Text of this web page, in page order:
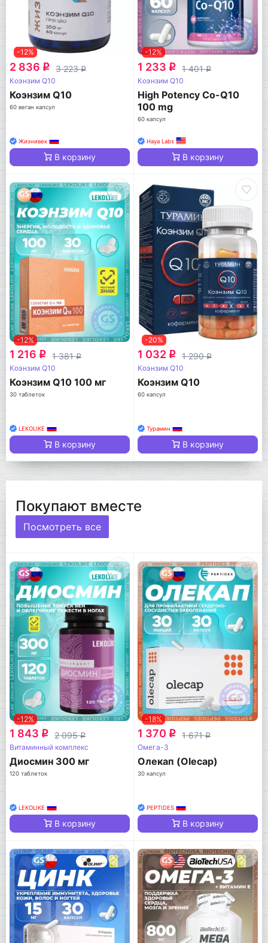
-12%
2 836 q 3 223q
Коэнзим Q10
Коэнзим Q10
60 веган капсул
Жизнивек
В корзину
-12%
1 233 q 1 401q
Коэнзим Q10
High Potency Co-Q10
100 mg
60 капсул
Haya Labs
В корзину
-12%
1 216 q 1 381q
Коэнзим Q10
Коэнзим Q10 100 мг
30 таблеток
LEKOLIKE
В корзину
-20%
1 032 q 1 290q
Коэнзим Q10
Коэнзим Q10
60 капсул
Турамин
В корзину
Покупают вместе
Посмотреть все
-12%
1 843 q 2 095q
Витаминный комплекс
Диосмин 300 мг
120 таблеток
LEKOLIKE
В корзину
-18%
1 370 q 1 671q
Омега-3
Олекап (Olecap)
30 капсул
PEPTIDES
В корзину